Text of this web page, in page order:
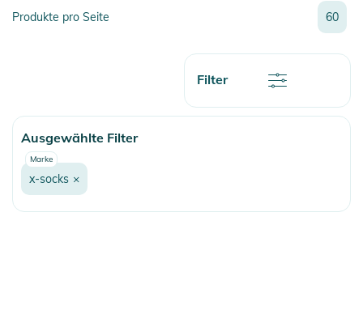
Relevanz
Neueste
Preis
Rabatt
Name
Name
Produkte pro Seite 60
Filter
Ausgewählte Filter
Marke
x-socks ×